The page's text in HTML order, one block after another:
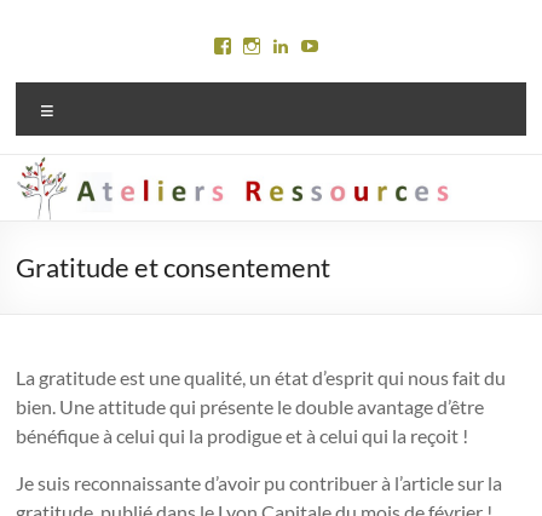
Voir
profil
sur
Voir
profil
sur
Voir
profil
Jury
Voir
profil
Jury
Gratitude et consentement
La gratitude est une qualité, un état d’esprit qui nous fait du
bien. Une attitude qui présente le double avantage d’être
bénéfique à celui qui la prodigue et à celui qui la reçoit !
Je suis reconnaissante d’avoir pu contribuer à l’article sur la